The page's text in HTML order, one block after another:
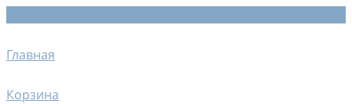
Главная
Корзина